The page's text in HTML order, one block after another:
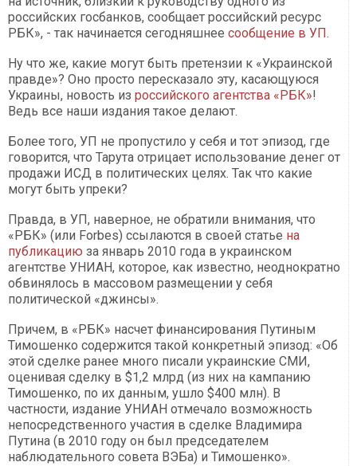
российских госбанков, сообщает российский ресурс
РБК», - так начинается сегодняшнее сообщение в УП.
Ну что же, какие могут быть претензии к «Украинской
правде»? Оно просто пересказало эту, касающуюся
Украины, новость из российского агентства «РБК»!
Ведь все наши издания такое делают.
Более того, УП не пропустило у себя и тот эпизод, где
говорится, что Тарута отрицает использование денег от
продажи ИСД в политических целях. Так что какие
могут быть упреки?
Правда, в УП, наверное, не обратили внимания, что
«РБК» (или Forbes) ссылаются в своей статье на
публикацию за январь 2010 года в украинском
агентстве УНИАН, которое, как известно, неоднократно
обвинялось в массовом размещении у себя
политической «джинсы».
Причем, в «РБК» насчет финансирования Путиным
Тимошенко содержится такой конкретный эпизод: «Об
этой сделке ранее много писали украинские СМИ,
оценивая сделку в $1,2 млрд (из них на кампанию
Тимошенко, по их данным, ушло $400 млн). В
частности, издание УНИАН отмечало возможность
непосредственного участия в сделке Владимира
Путина (в 2010 году он был председателем
наблюдательного совета ВЭБа) и Тимошенко».